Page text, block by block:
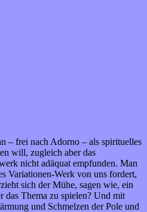
– frei nach Adorno – als spirituelles
will, zugleich aber das
nicht adäquat empfunden. Man
Variationen-Werk von uns fordert,
sich der Mühe, sagen wie, ein
das Thema zu spielen? Und mit
und Schmelzen der Pole und